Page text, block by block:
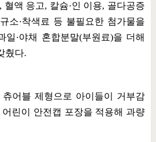
혈액 응고, 칼슘·인 이용, 골다공증
소·착색료 등 불필요한 첨가물을
일·야채 혼합분말(부원료)을 더해
췄다.
어블 제형으로 아이들이 거부감
어린이 안전캡 포장을 적용해 과량